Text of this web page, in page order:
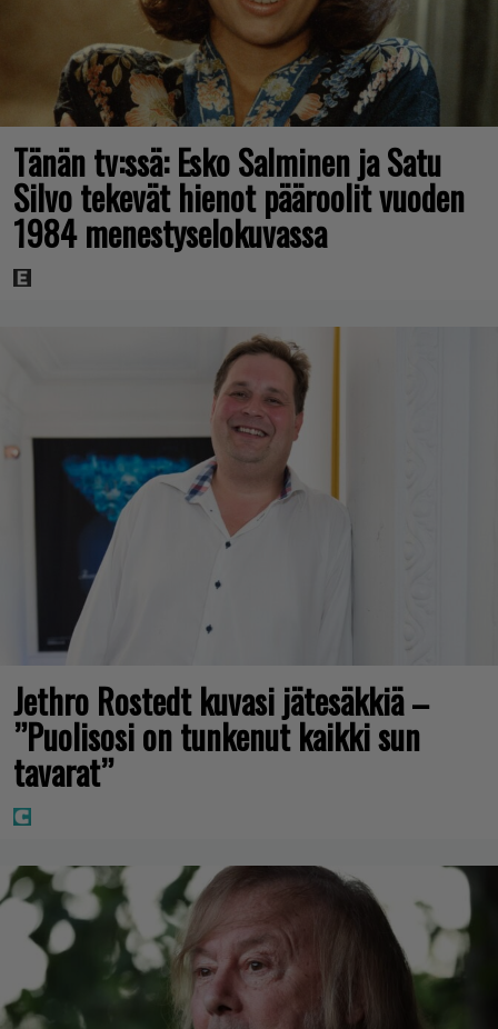
Tänän tv:ssä: Esko Salminen ja Satu
Silvo tekevät hienot pääroolit vuoden
1984 menestyselokuvassa
Jethro Rostedt kuvasi jätesäkkiä –
”Puolisosi on tunkenut kaikki sun
tavarat”